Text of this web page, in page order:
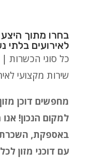
לאירועים בלתי
כל סוגי הכשרות |
שירות מקצועי
מחפשים דוכן
למקום הנכון!
באספקת, השכרת,
עם דוכני מזון